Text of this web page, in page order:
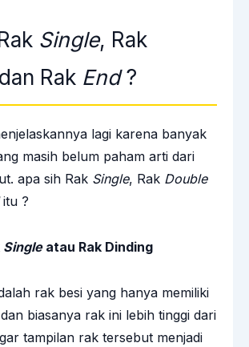
Single, Rak
Rak End?
lagi karena banyak
masih belum paham arti dari
apa sih Rak Single, Rak Double
itu ?
Singleatau Rak Dinding
rak besi yang hanya memiliki
biasanya rak ini lebih tinggi dari
tampilan rak tersebut menjadi